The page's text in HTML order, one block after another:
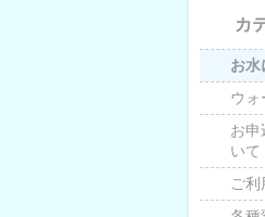
カ
お水
ウォ
お申
いて
ご